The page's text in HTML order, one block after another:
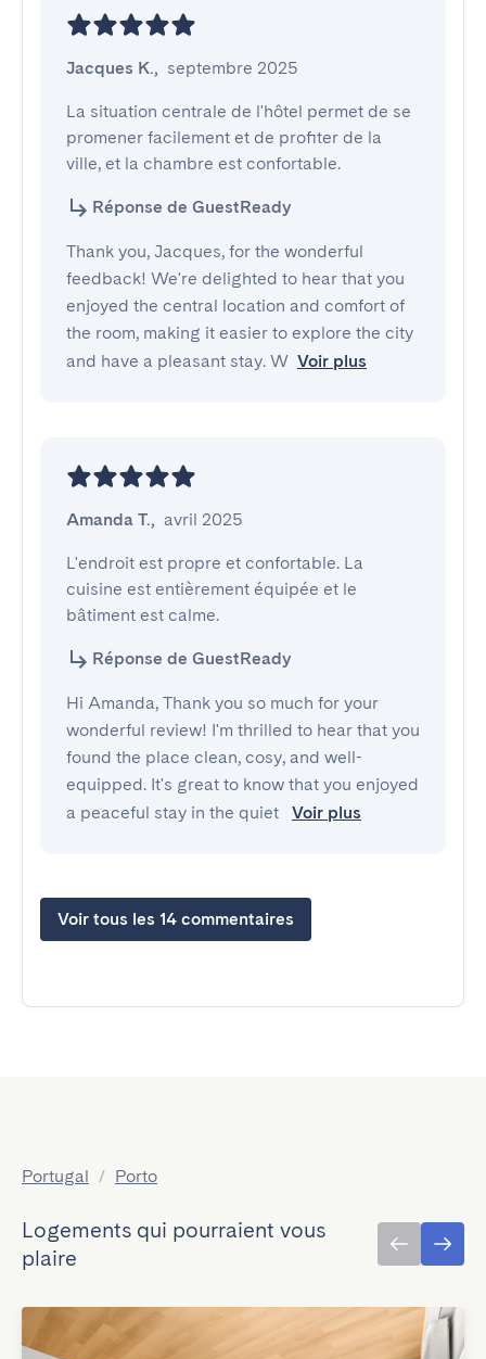
Jacques K., septembre 2025
La situation centrale de l'hôtel permet de se
promener facilement et de profiter de la
ville, et la chambre est confortable.
Réponse de GuestReady
Thank you, Jacques, for the wonderful
feedback! We're delighted to hear that you
enjoyed the central location and comfort of
the room, making it easier to explore the city
and have a pleasant stay. W Voir plus
Amanda T., avril 2025
L'endroit est propre et confortable. La
cuisine est entièrement équipée et le
bâtiment est calme.
Réponse de GuestReady
Hi Amanda, Thank you so much for your
wonderful review! I'm thrilled to hear that you
found the place clean, cosy, and well-
equipped. It's great to know that you enjoyed
a peaceful stay in the quiet
Voir plus
Voir tous les 14 commentaires
Portugal / Porto
Logements qui pourraient vous
plaire